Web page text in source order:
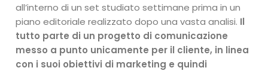
all’interno di un set studiato settimane prima in un
piano editoriale realizzato dopo una vasta analisi. Il
tutto parte di un progetto di comunicazione
messo a punto unicamente per il cliente, in linea
con i suoi obiettivi di marketing e quindi